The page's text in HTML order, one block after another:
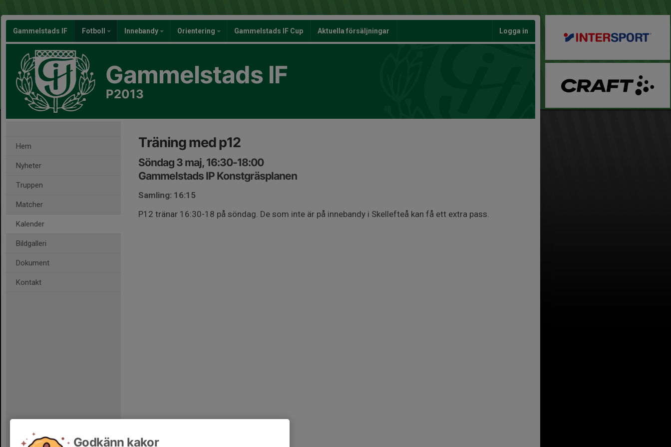
Gammelstads IF Fotboll Innebandy Orientering Gammelstads IF Cup Aktuella försäljningar Logga in
Gammelstads IF
P2013
Hem
Nyheter
Truppen
Matcher
Kalender
Bildgalleri
Dokument
Kontakt
Träning med p12
Söndag 3 maj, 16:30-18:00
Gammelstads IP Konstgräsplanen
Samling: 16:15
P12 tränar 16:30-18 på söndag. De som inte är på innebandy i Skellefteå kan få ett extra pass.
Godkänn kakor